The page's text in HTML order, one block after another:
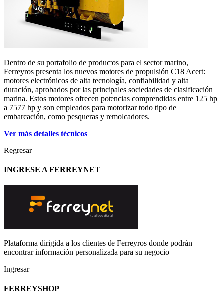
Dentro de su portafolio de productos para el sector marino,
Ferreyros presenta los nuevos motores de propulsión C18 Acert:
motores electrónicos de alta tecnología, confiabilidad y alta
duración, aprobados por las principales sociedades de clasificación
marina. Estos motores ofrecen potencias comprendidas entre 125 hp
a 7577 hp y son empleados para motorizar todo tipo de
embarcación, como pesqueras y remolcadores.
Ver más detalles técnicos
Regresar
INGRESE A FERREYNET
Plataforma dirigida a los clientes de Ferreyros donde podrán
encontrar información personalizada para su negocio
Ingresar
FERREYSHOP